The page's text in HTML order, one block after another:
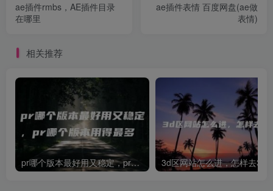
ae插件rmbs，AE插件目录
在哪里
ae插件表情 百度网盘(ae做
表情)
相关推荐
pr哪个版本最好用又稳定，pr哪个版本用得最多 3d区网站怎么进，怎样去3d